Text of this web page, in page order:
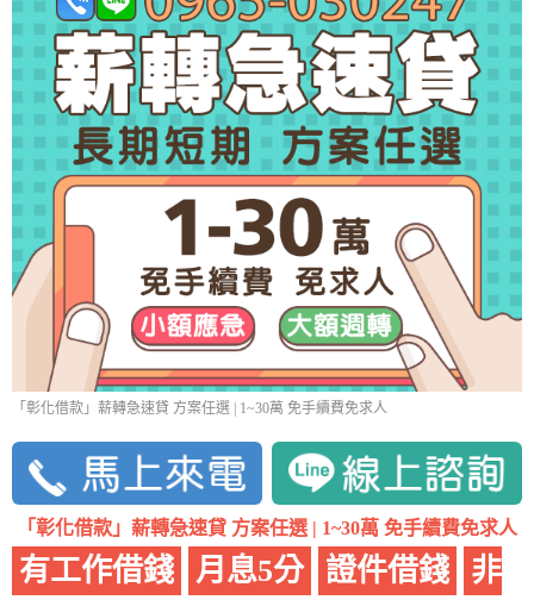
「彰化借款」薪轉急速貸 方案任選 | 1~30萬 免手續費免求人
「彰化借款」薪轉急速貸 方案任選 | 1~30萬 免手續費免求人
有工作借錢 月息5分 證件借錢
非